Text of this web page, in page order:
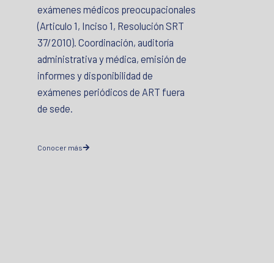
exámenes médicos preocupacionales
(Articulo 1, Inciso 1, Resolución SRT
37/2010). Coordinación, auditoría
administrativa y médica, emisión de
informes y disponibilidad de
exámenes periódicos de ART fuera
de sede.
Conocer más